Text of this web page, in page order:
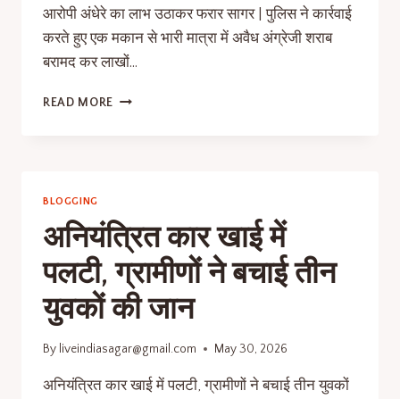
आरोपी अंधेरे का लाभ उठाकर फरार सागर | पुलिस ने कार्रवाई
करते हुए एक मकान से भारी मात्रा में अवैध अंग्रेजी शराब
बरामद कर लाखों…
READ MORE
BLOGGING
अनियंत्रित कार खाई में
पलटी, ग्रामीणों ने बचाई तीन
युवकों की जान
By liveindiasagar@gmail.com May 30, 2026
अनियंत्रित कार खाई में पलटी, ग्रामीणों ने बचाई तीन युवकों